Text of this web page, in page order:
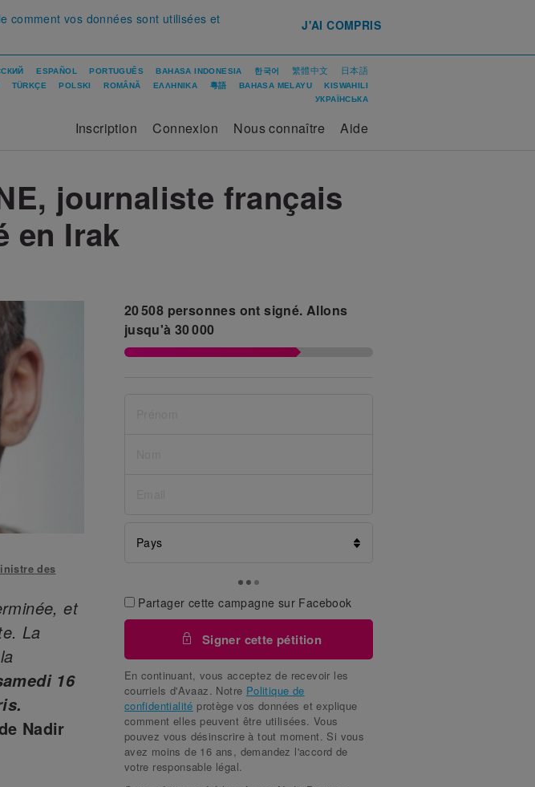
comment vos données sont utilisées et
J'AI COMPRIS
ESPAÑOL PORTUGUÊS BAHASA INDONESIA 한국어 繁體中文 日本語
TÜRKÇE POLSKI ROMÂNĂ ΕΛΛΗΝΙΚΑ 粵語 BAHASA MELAYU
KISWAHILI
УКРАЇНСЬКА
Inscription Connexion Nous connaître Aide
journaliste français
en Irak
20 508 personnes ont signé.Allons
jusqu'à30 000
Partager cette campagne sur Facebook
Signer cette pétition
En continuant, vous acceptez de recevoir les
courriels d'Avaaz. Notre Politique de
confidentialité protège vos données et explique
comment elles peuvent être utilisées. Vous
pouvez vous désinscrire à tout moment. Si vous
avez moins de 16 ans, demandez l'accord de
votre responsable légal.
des
et
La
16
Nadir